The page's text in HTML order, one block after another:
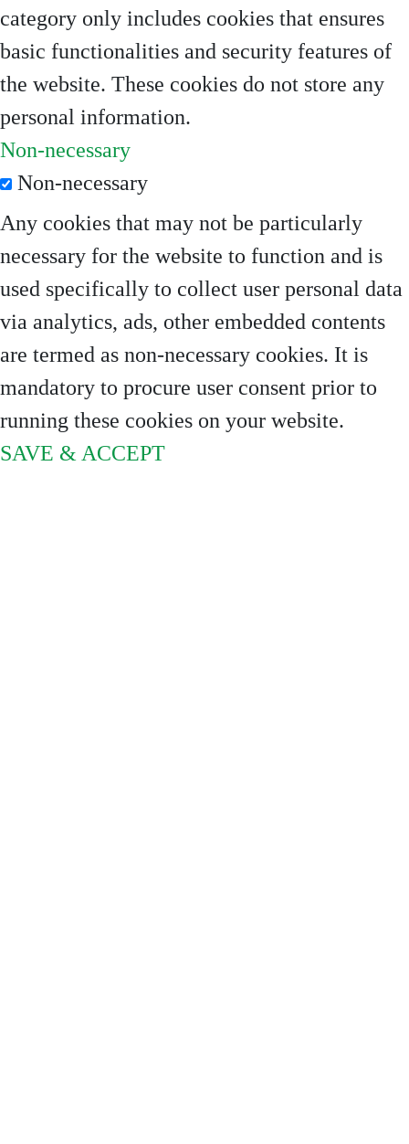
category only includes cookies that ensures
basic functionalities and security features of
the website. These cookies do not store any
personal information.
Non-necessary
Non-necessary
Any cookies that may not be particularly
necessary for the website to function and is
used specifically to collect user personal data
via analytics, ads, other embedded contents
are termed as non-necessary cookies. It is
mandatory to procure user consent prior to
running these cookies on your website.
SAVE & ACCEPT